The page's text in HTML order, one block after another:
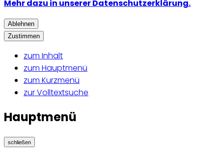
Mehr dazu in unserer Datenschutzerklärung.
Ablehnen
Zustimmen
zum Inhalt
zum Hauptmenü
zum Kurzmenü
zur Volltextsuche
Hauptmenü
schließen